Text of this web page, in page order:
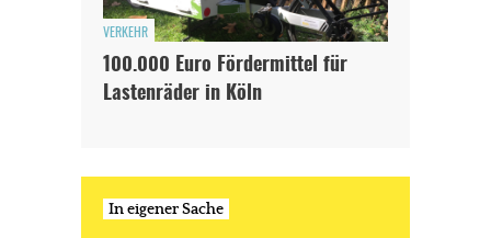
VERKEHR
100.000 Euro Fördermittel für
Lastenräder in Köln
In eigener Sache